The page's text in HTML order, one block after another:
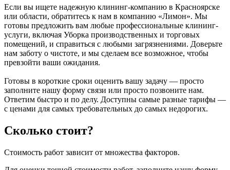
Если вы ищете надежную клининг-компанию в Красноярске
или области, обратитесь к нам в компанию «Лимон». Мы
готовы предложить вам любые профессиональные клининг-
услуги, включая Уборка производственных и торговых
помещений, и справиться с любыми загрязнениями. Доверьте
нам заботу о чистоте, и мы сделаем все возможное, чтобы
превзойти ваши ожидания.
Готовы в короткие сроки оценить вашу задачу — просто
заполните нашу форму связи или просто позвоните нам.
Ответим быстро и по делу. Доступны самые разные тарифы —
с ценами для самых требовательных до самых недорогих.
Сколько стоит?
Стоимость работ зависит от множества факторов.